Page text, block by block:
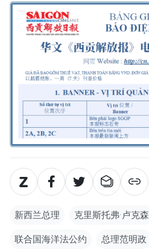
新西兰总理 克里斯托弗·卢克森
联合国海洋法公约 总理范明政